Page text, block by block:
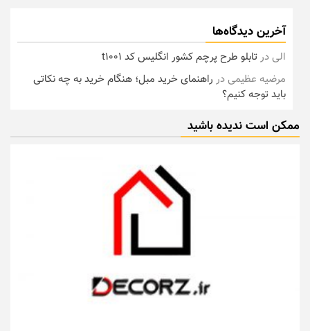
آخرین دیدگاه‌ها
الیدرتابلو طرح پرچم کشور انگلیس کد t1001
مرضیه عظیمیدر راهنمای خرید مبل؛ هنگام خرید به چه نکاتی
باید توجه کنیم؟
ممکن است ندیده باشید